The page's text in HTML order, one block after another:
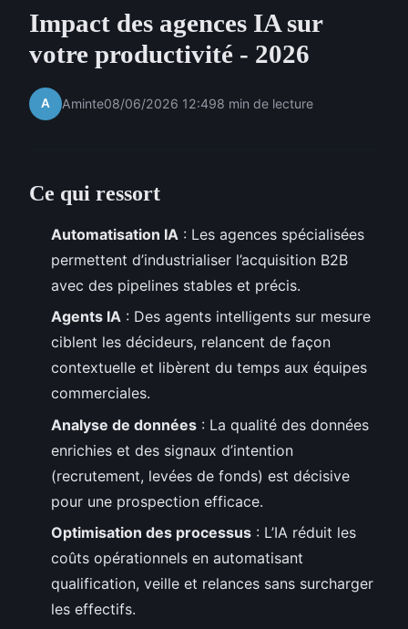
Impact des agences IA sur
votre productivité - 2026
A Aminte08/06/2026 12:498 min de lecture
Ce qui ressort
Automatisation IA : Les agences spécialisées
permettent d’industrialiser l’acquisition B2B
avec des pipelines stables et précis.
Agents IA : Des agents intelligents sur mesure
ciblent les décideurs, relancent de façon
contextuelle et libèrent du temps aux équipes
commerciales.
Analyse de données : La qualité des données
enrichies et des signaux d’intention
(recrutement, levées de fonds) est décisive
pour une prospection efficace.
Optimisation des processus : L’IA réduit les
coûts opérationnels en automatisant
qualification, veille et relances sans surcharger
les effectifs.